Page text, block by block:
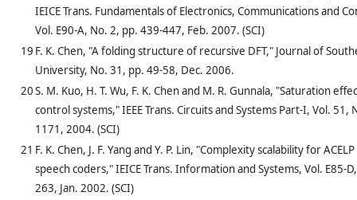
IEICE Trans. Fundamentals of Electronics, Communications and
Vol. E90-A, No. 2, pp. 439-447, Feb. 2007. (SCI)
19 F. K. Chen, "A folding structure of recursive DFT," Journal of
University, No. 31, pp. 49-58, Dec. 2006.
20S. M. Kuo, H. T. Wu, F. K. Chen and M. R. Gunnala, "Saturation
control systems," IEEE Trans. Circuits and Systems Part-I, Vol. 51,
1171, 2004. (SCI)
21 F. K. Chen, J. F. Yang and Y. P. Lin, "Complexity scalability for
speech coders," IEICE Trans. Information and Systems, Vol. E85-
263, Jan. 2002. (SCI)